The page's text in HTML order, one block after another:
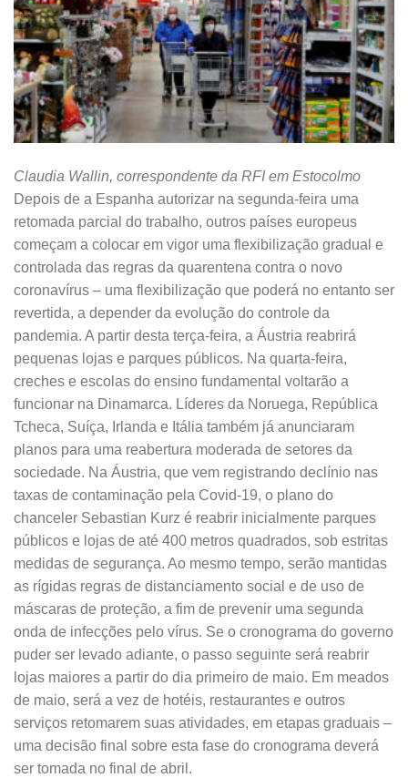
Claudia Wallin, correspondente da RFI em Estocolmo
Depois de a Espanha autorizar na segunda-feira uma
retomada parcial do trabalho, outros países europeus
começam a colocar em vigor uma flexibilização gradual e
controlada das regras da quarentena contra o novo
coronavírus – uma flexibilização que poderá no entanto ser
revertida, a depender da evolução do controle da
pandemia. A partir desta terça-feira, a Áustria reabrirá
pequenas lojas e parques públicos. Na quarta-feira,
creches e escolas do ensino fundamental voltarão a
funcionar na Dinamarca. Líderes da Noruega, República
Tcheca, Suíça, Irlanda e Itália também já anunciaram
planos para uma reabertura moderada de setores da
sociedade. Na Áustria, que vem registrando declínio nas
taxas de contaminação pela Covid-19, o plano do
chanceler Sebastian Kurz é reabrir inicialmente parques
públicos e lojas de até 400 metros quadrados, sob estritas
medidas de segurança. Ao mesmo tempo, serão mantidas
as rígidas regras de distanciamento social e de uso de
máscaras de proteção, a fim de prevenir uma segunda
onda de infecções pelo vírus. Se o cronograma do governo
puder ser levado adiante, o passo seguinte será reabrir
lojas maiores a partir do dia primeiro de maio. Em meados
de maio, será a vez de hotéis, restaurantes e outros
serviços retomarem suas atividades, em etapas graduais –
uma decisão final sobre esta fase do cronograma deverá
ser tomada no final de abril.